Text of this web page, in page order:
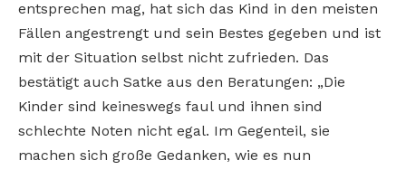
entsprechen mag, hat sich das Kind in den meisten
Fällen angestrengt und sein Bestes gegeben und ist
mit der Situation selbst nicht zufrieden. Das
bestätigt auch Satke aus den Beratungen: „Die
Kinder sind keineswegs faul und ihnen sind
schlechte Noten nicht egal. Im Gegenteil, sie
machen sich große Gedanken, wie es nun